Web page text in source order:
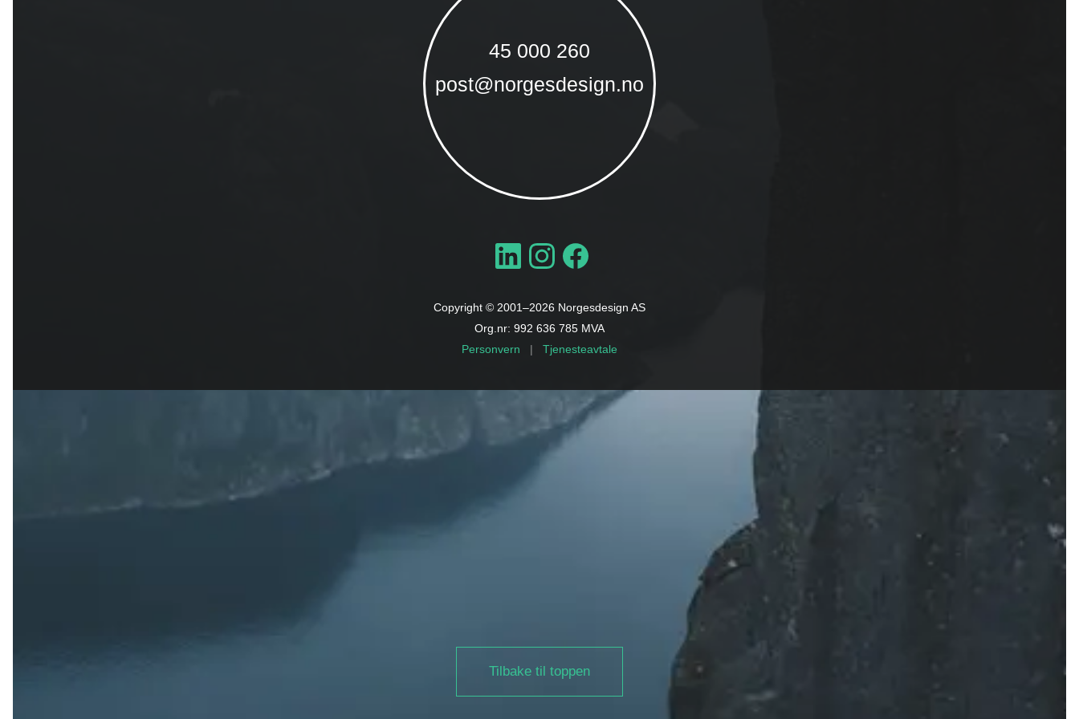
45 000 260
post@norgesdesign.no
Copyright © 2001–2026 Norgesdesign AS
Org.nr: 992 636 785 MVA
Personvern
| Tjenesteavtale
Tilbake til toppen